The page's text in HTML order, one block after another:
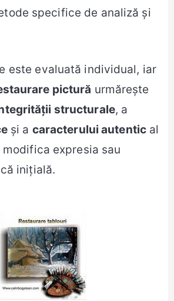
specifice de analiză și
este evaluată individual, iar
pictură urmărește
structurale, a
și a caracterului autentical
expresia sau
inițială.